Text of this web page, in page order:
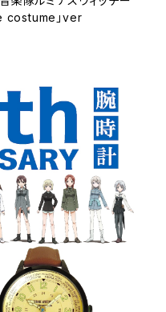
costume」ver